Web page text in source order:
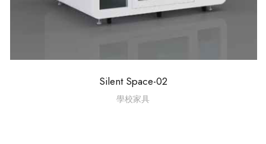
Silent Space-02
學校家具